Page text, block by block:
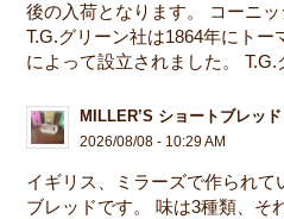
後の入荷となります。 コーニ
T.G.グリーン社は1864年にト
によって設立されました。
MILLER’S ショートブレッド
2026/08/08 - 10:29 AM
イギリス、ミラーズで作られて
ブレッドです。 味は3種類、そ